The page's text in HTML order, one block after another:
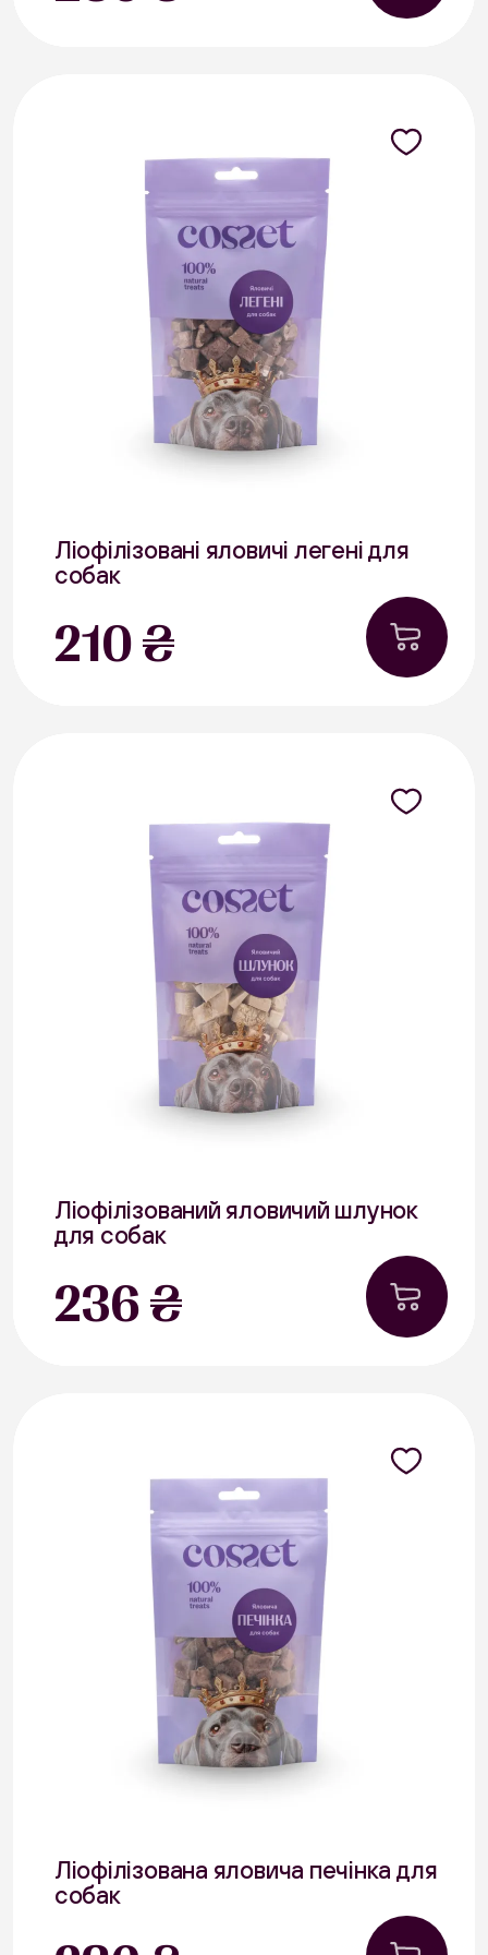
Ліофілізовані яловичі легені для
собак
210 ₴
В наявності
Ліофілізований яловичий шлунок
для собак
236 ₴
В наявності
Ліофілізована яловича печінка для
собак